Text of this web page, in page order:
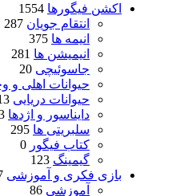
اکشن فیگورها 1554
انتقام جویان 287
انیمه ها 375
انیمیشن ها 281
جاسوئیچی 20
حیوانات اهلی و وحشی
حیوانات دریایی 13
دایناسور و اژدها 43
سلبریتی ها 295
کتاب فیگور 0
گیمینگ 123
بازی فکری و آموزشی 817
آموزشی 86